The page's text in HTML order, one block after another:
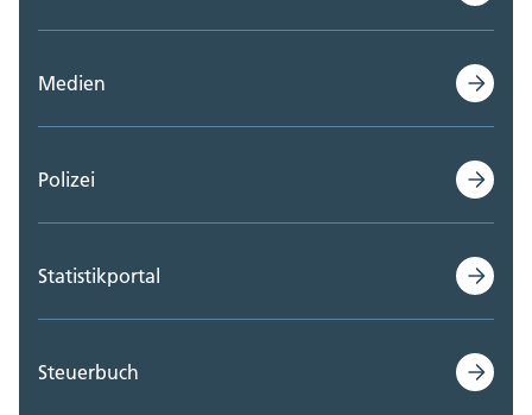
Medien
Polizei
Statistikportal
Steuerbuch